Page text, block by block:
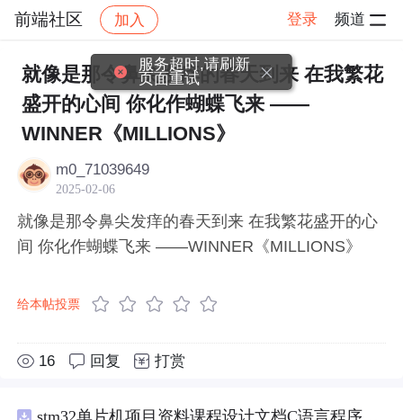
前端社区 加入 登录 频道
社区 前端社区 感慨 帖子详情
就像是那令鼻尖发痒的春天到来 在我繁花
盛开的心间 你化作蝴蝶飞来 ——
WINNER《MILLIONS》
m0_71039649
2025-02-06
就像是那令鼻尖发痒的春天到来 在我繁花盛开的心
间 你化作蝴蝶飞来 ——WINNER《MILLIONS》
给本帖投票
16 回复 打赏
stm32单片机项目资料课程设计文档C语言程序代码原理图电路PCB实例五种PWM反馈控制模式研究
服务超时,请刷新
页面重试